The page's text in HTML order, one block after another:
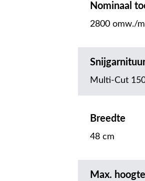
Nominaal
2800 omw./
Multi-Cut
Breedte
48 cm
Max.